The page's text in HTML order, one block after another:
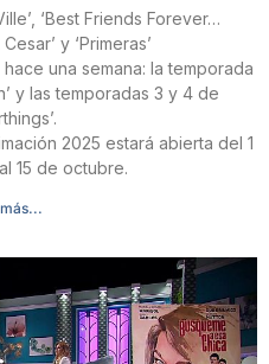
‘Best Friends Forever…
y ‘Primeras’
una semana: la temporada
y las temporadas 3 y 4 de
2025 estará abierta del 1
15 de octubre.